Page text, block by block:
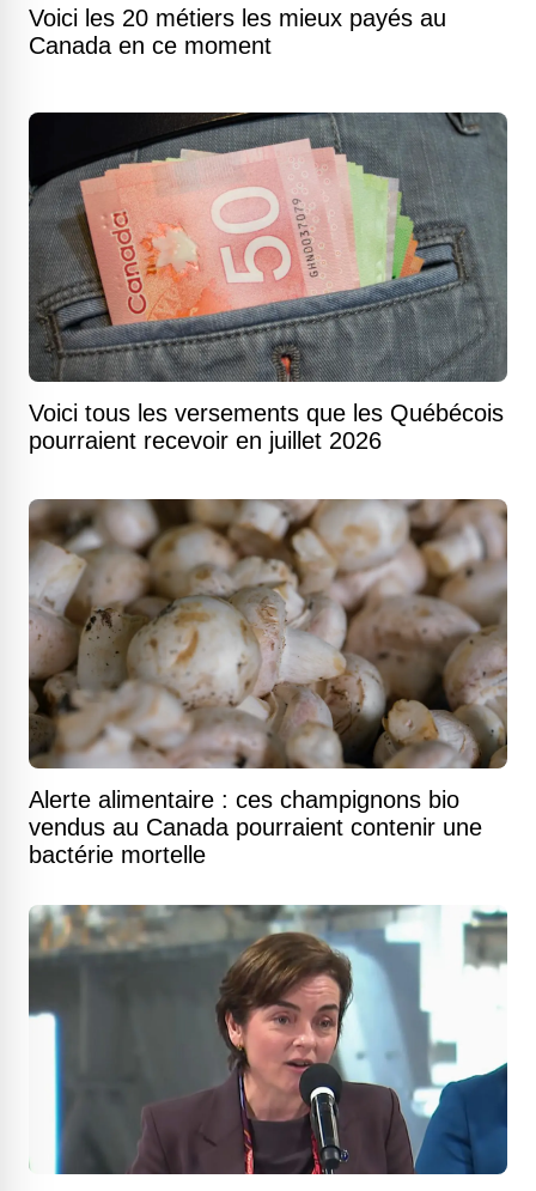
Voici les 20 métiers les mieux payés au
Canada en ce moment
Voici tous les versements que les Québécois
pourraient recevoir en juillet 2026
Alerte alimentaire : ces champignons bio
vendus au Canada pourraient contenir une
bactérie mortelle